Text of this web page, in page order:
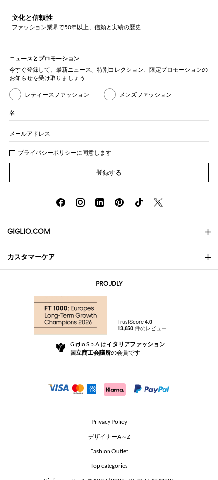
文化と信頼性
ファッション業界で50年以上、信頼と実績の歴史
ニュースとプロモーション
今すぐ登録して、最新ニュース、特別コレクション、限定プロモーションの
お知らせを受け取りましょう
レディースファッション メンズファッション
名
メールアドレス
プライバシーポリシーに同意します
登録する
GIGLIO.COM
会社概要
Community Store
Beauty Seekers VIP Club
カスタマーケア
返品と返金
For a safe shopping experience
Security Communication
PROUDLY
Giglio S.p.A.はイタリアファッション
国立商工会議所の会員です
Privacy Policy
デザイナーA～Z
Fashion Outlet
Top categories